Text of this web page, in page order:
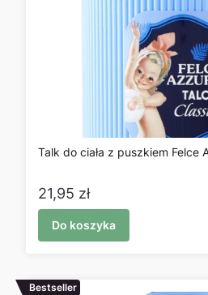
Talk do ciała z puszkiem Felce
Cena
21,95 zł
Do koszyka
Bestseller